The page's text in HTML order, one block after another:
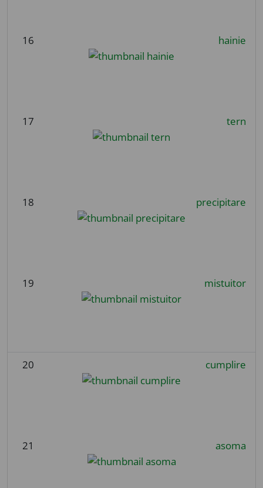
16 hainie
17 tern
18 precipitare
19 mistuitor
20 cumplire
21 asoma